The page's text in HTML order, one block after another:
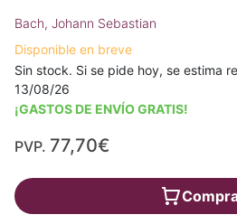
Bach, Johann Sebastian
Disponible en breve
Sin stock. Si se pide hoy, se estima
13/08/26
¡GASTOS DE ENVÍO GRATIS!
PVP. 77,70€